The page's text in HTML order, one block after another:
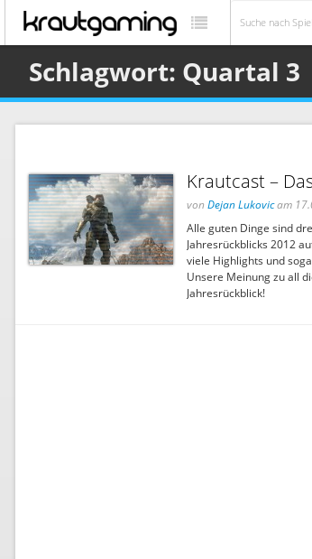
Schlagwort: Quartal 3
Krautcast –
von Dejan Lukovicam
Alle guten Dinge sind
Jahresrückblicks 2012
viele Highlights und
Unsere Meinung zu all
Jahresrückblick!